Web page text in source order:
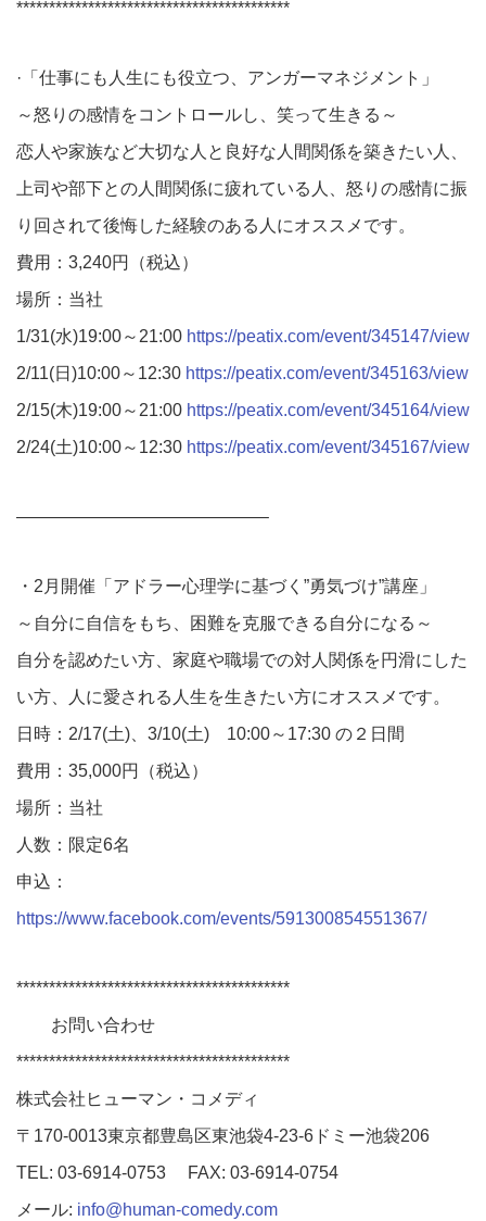
******************************************
·「仕事にも人生にも役立つ、アンガーマネジメント」
～怒りの感情をコントロールし、笑って生きる～
恋人や家族など大切な人と良好な人間関係を築きたい人、
上司や部下との人間関係に疲れている人、怒りの感情に振
り回されて後悔した経験のある人にオススメです。
費用：3,240円（税込）
場所：当社
1/31(水)19:00～21:00 https://peatix.com/event/345147/view
2/11(日)10:00～12:30 https://peatix.com/event/345163/view
2/15(木)19:00～21:00 https://peatix.com/event/345164/view
2/24(土)10:00～12:30 https://peatix.com/event/345167/view
——————————————–
・2月開催「アドラー心理学に基づく”勇気づけ”講座」
～自分に自信をもち、困難を克服できる自分になる～
自分を認めたい方、家庭や職場での対人関係を円滑にした
い方、人に愛される人生を生きたい方にオススメです。
日時：2/17(土)、3/10(土) 10:00～17:30 の２日間
費用：35,000円（税込）
場所：当社
人数：限定6名
申込：
https://www.facebook.com/events/591300854551367/
******************************************
お問い合わせ
******************************************
株式会社ヒューマン・コメディ
〒170-0013東京都豊島区東池袋4-23-6ドミー池袋206
TEL: 03-6914-0753 FAX: 03-6914-0754
メール: info@human-comedy.com